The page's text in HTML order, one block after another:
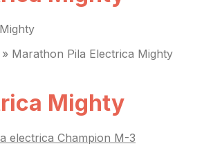
» Marathon Pila Electrica Mighty
Mighty
electrica Champion M-3